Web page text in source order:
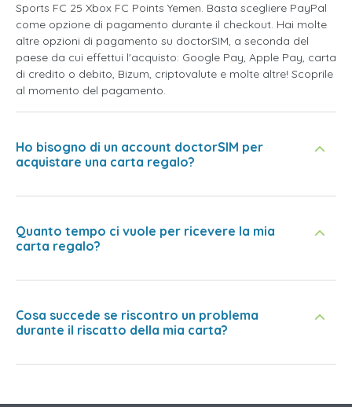
Sports FC 25 Xbox FC Points Yemen. Basta scegliere PayPal
come opzione di pagamento durante il checkout. Hai molte
altre opzioni di pagamento su doctorSIM, a seconda del
paese da cui effettui l'acquisto: Google Pay, Apple Pay, carta
di credito o debito, Bizum, criptovalute e molte altre! Scoprile
al momento del pagamento.
Ho bisogno di un account doctorSIM per
acquistare una carta regalo?
Quanto tempo ci vuole per ricevere la mia
carta regalo?
Cosa succede se riscontro un problema
durante il riscatto della mia carta?